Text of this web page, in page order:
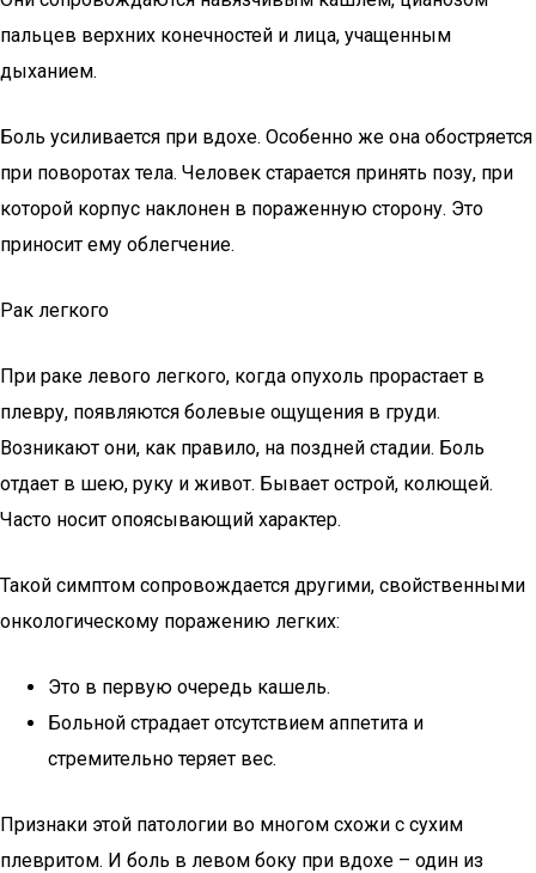
пальцев верхних конечностей и лица, учащенным
дыханием.
Боль усиливается при вдохе. Особенно же она обостряется
при поворотах тела. Человек старается принять позу, при
которой корпус наклонен в пораженную сторону. Это
приносит ему облегчение.
Рак легкого
При раке левого легкого, когда опухоль прорастает в
плевру, появляются болевые ощущения в груди.
Возникают они, как правило, на поздней стадии. Боль
отдает в шею, руку и живот. Бывает острой, колющей.
Часто носит опоясывающий характер.
Такой симптом сопровождается другими, свойственными
онкологическому поражению легких:
Это в первую очередь кашель.
Больной страдает отсутствием аппетита и
стремительно теряет вес.
Признаки этой патологии во многом схожи с сухим
плевритом. И боль в левом боку при вдохе – один из